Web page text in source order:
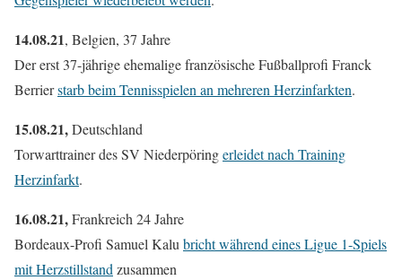
14.08.21, Belgien, 37 Jahre
Der erst 37-jährige ehemalige französische Fußballprofi Franck
Berrierstarb beim Tennisspielen an mehreren Herzinfarkten.
15.08.21,Deutschland
Torwarttrainer des SV Niederpöringerleidet nach Training
Herzinfarkt.
16.08.21,Frankreich 24 Jahre
Bordeaux-Profi Samuel Kalu bricht während eines Ligue 1-Spiels
mit Herzstillstand zusammen